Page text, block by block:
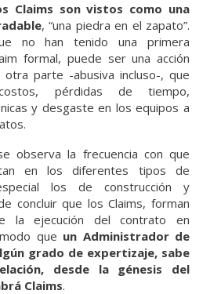
Claims son vistos como una
, “una piedra en el zapato”.
no han tenido una primera
formal, puede ser una acción
otra parte -abusiva incluso-, que
pérdidas de tiempo,
y desgaste en los equipos a
observa la frecuencia con que
en los diferentes tipos de
los de construcción y
concluir que los Claims, forman
la ejecución del contrato en
que un Administrador de
grado de expertizaje, sabe
desde la génesis del
Claims.